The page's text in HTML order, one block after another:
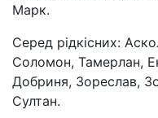
Марк.
Серед рідкісних:
Соломон, Тамерлан,
Добриня, Зореслав,
Султан.